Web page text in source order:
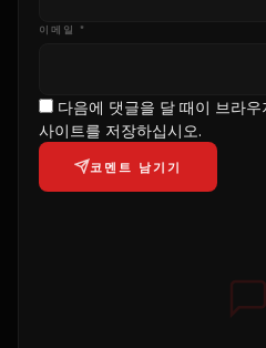
이메일 *
다음에 댓글을 달 때이 브라
사이트를 저장하십시오.
코멘트 남기기